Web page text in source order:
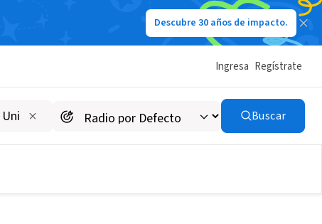
Descubre 30 años de impacto.
Ingresa Regístrate
Buscar